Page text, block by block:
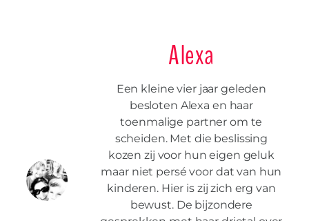
Alexa
Een kleine vier jaar geleden
besloten Alexa en haar
toenmalige partner om te
scheiden. Met die beslissing
kozen zij voor hun eigen geluk
maar niet persé voor dat van hun
kinderen. Hier is zij zich erg van
bewust. De bijzondere